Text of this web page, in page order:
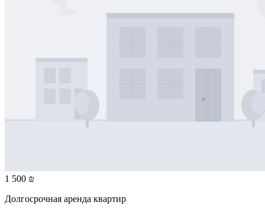
1 500 ₪
Долгосрочная аренда квартир